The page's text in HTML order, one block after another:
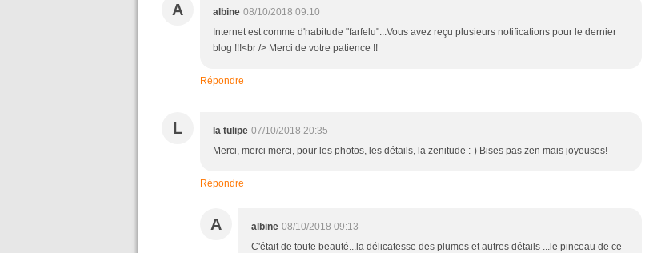
A albine 08/10/2018 09:10
Internet est comme d'habitude "farfelu"...Vous avez reçu plusieurs notifications pour le dernier
blog !!!<br /> Merci de votre patience !!
Répondre
L la tulipe 07/10/2018 20:35
Merci, merci merci, pour les photos, les détails, la zenitude :-) Bises pas zen mais joyeuses!
Répondre
A albine 08/10/2018 09:13
C'était de toute beauté...la délicatesse des plumes et autres détails ...le pinceau de ce